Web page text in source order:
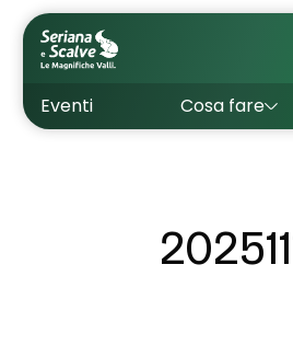
Eventi Cosa fare
Cultura
Dove dormire
Come muoversi